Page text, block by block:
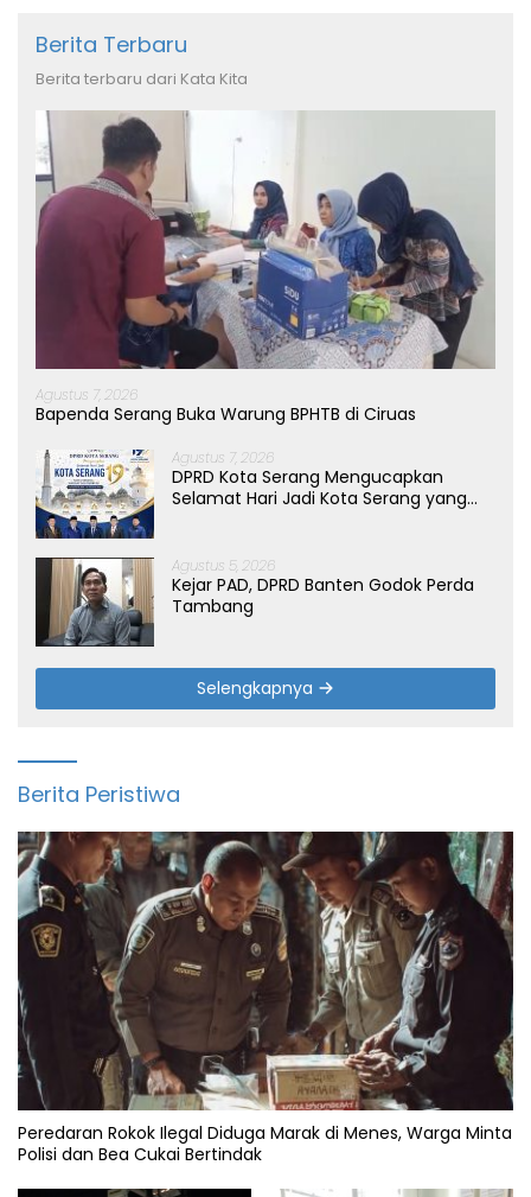
Berita Terbaru
Berita terbaru dari Kata Kita
Agustus 7, 2026
Bapenda Serang Buka Warung BPHTB di Ciruas
Agustus 7, 2026
DPRD Kota Serang Mengucapkan
Selamat Hari Jadi Kota Serang yang
Agustus 5, 2026
Kejar PAD, DPRD Banten Godok Perda
Tambang
Selengkapnya
Berita Peristiwa
Peredaran Rokok Ilegal Diduga Marak di Menes, Warga Minta
Polisi dan Bea Cukai Bertindak